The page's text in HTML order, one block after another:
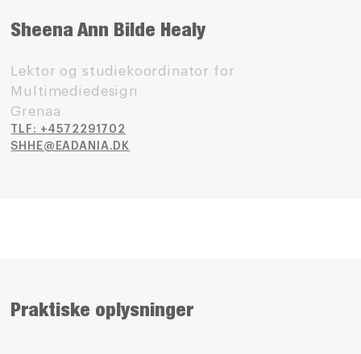
Sheena Ann Bilde Healy
Lektor og studiekoordinator for
Multimediedesign
Grenaa
TLF: +4572291702
SHHE@EADANIA.DK
Praktiske oplysninger